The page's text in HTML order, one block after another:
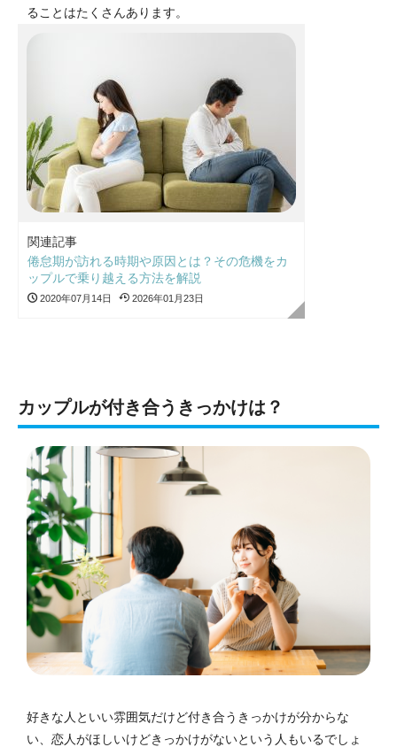
ることはたくさんあります。
関連記事
倦怠期が訪れる時期や原因とは？その危機をカ
ップルで乗り越える方法を解説
2020年07月14日 2026年01月23日
カップルが付き合うきっかけは？
好きな人といい雰囲気だけど付き合うきっかけが分からな
い、恋人がほしいけどきっかけがないという人もいるでしょ